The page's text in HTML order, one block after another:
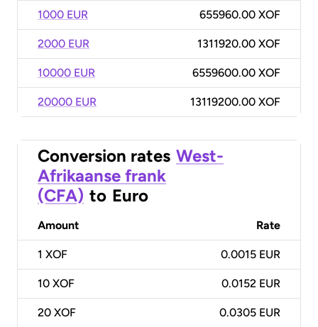
1000 EUR 655960.00 XOF
2000 EUR 1311920.00 XOF
10000 EUR 6559600.00 XOF
20000 EUR 13119200.00 XOF
Conversion rates West-
Afrikaanse frank
(CFA) to Euro
Amount Rate
1 XOF 0.0015 EUR
10 XOF 0.0152 EUR
20 XOF 0.0305 EUR